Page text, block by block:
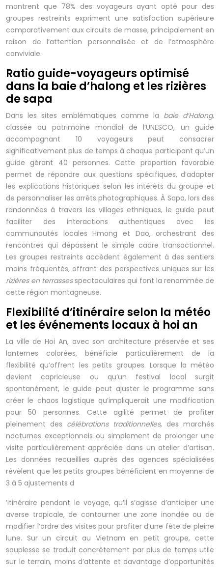
montrent que 78% des voyageurs ayant opté pour des
groupes restreints expriment une satisfaction supérieure
comparativement aux circuits de masse, principalement en
raison de l’attention personnalisée et de l’atmosphère
conviviale.
Ratio guide-voyageurs optimisé
dans la baie d’halong et les rizières
de sapa
Dans les sites emblématiques comme la baie d’Halong,
classée au patrimoine mondial de l’UNESCO, un guide
accompagnant 10 voyageurs peut consacrer
significativement plus de temps à chaque participant qu’un
guide gérant 40 personnes. Cette proportion favorable
permet de répondre aux questions spécifiques, d’adapter
les explications historiques selon les intérêts du groupe et
de personnaliser les arrêts photographiques. À Sapa, lors des
randonnées à travers les villages ethniques, le guide peut
faciliter des interactions authentiques avec les
communautés locales Hmong et Dao, orchestrant des
rencontres qui dépassent le simple cadre transactionnel.
Les groupes restreints accèdent également à des sentiers
moins fréquentés, offrant des perspectives uniques sur les
rizières en terrassesspectaculaires qui font la renommée de
cette région montagneuse.
Flexibilité d’itinéraire selon la météo
et les événements locaux à hoi an
La ville de Hoi An, avec son architecture préservée et ses
lanternes colorées, bénéficie particulièrement de la
flexibilité qu’offrent les petits groupes. Lorsque la météo
devient capricieuse ou qu’un festival local surgit
spontanément, le guide peut ajuster le programme sans
créer le chaos logistique qu’impliquerait une modification
pour 50 personnes. Cette agilité permet de profiter
pleinement des célébrations traditionnelles, des marchés
nocturnes exceptionnels ou simplement de prolonger une
visite particulièrement appréciée dans un atelier d’artisan.
Les données recueillies auprès des agences spécialisées
révèlent que les petits groupes bénéficient en moyenne de
3 à 5 ajustements d
’itinéraire pendant le voyage, qu’il s’agisse d’anticiper une
averse tropicale, de contourner une zone inondée ou de
modifier l’ordre des visites pour profiter d’une fête de pleine
lune. Sur un circuit au Vietnam en petit groupe, cette
souplesse se traduit concrètement par plus de temps utile
sur le terrain, moins d’attente et davantage d’opportunités